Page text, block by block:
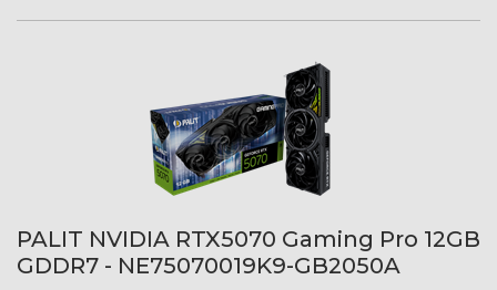
PALIT NVIDIA RTX5070 Gaming Pro 12GB
GDDR7 - NE75070019K9-GB2050A